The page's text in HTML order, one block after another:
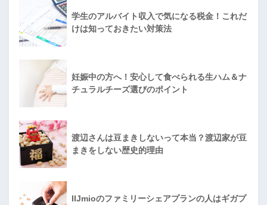
学生のアルバイト収入で気になる税金！これだ
けは知っておきたい対策法
妊娠中の方へ！安心して食べられる生ハム＆ナ
チュラルチーズ選びのポイント
渡辺さんは豆まきしないって本当？渡辺家が豆
まきをしない歴史的理由
IIJmioのファミリーシェアプランの人はギガプ